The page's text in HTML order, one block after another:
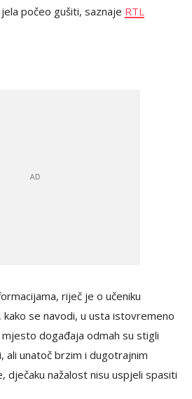
počeo gušiti, saznaje RTL
riječ je o učeniku
se navodi, u usta istovremeno
događaja odmah su stigli
ali unatoč brzim i dugotrajnim
dječaku nažalost nisu uspjeli spasiti